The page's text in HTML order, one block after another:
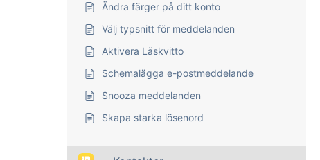
Ändra färger på ditt konto
Välj typsnitt för meddelanden
Aktivera Läskvitto
Schemalägga e-postmeddelande
Snooza meddelanden
Skapa starka lösenord